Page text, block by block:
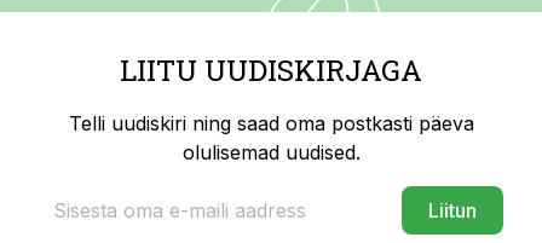
LIITU UUDISKIRJAGA
Telli uudiskiri ning saad oma postkasti päeva
olulisemad uudised.
Liitun